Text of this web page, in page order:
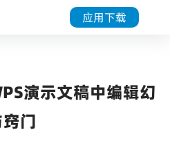
应用下载
演示文稿中编辑幻
门